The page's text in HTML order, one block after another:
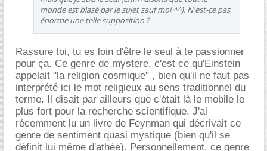
monde est blasé par le sujet sauf moi ^^). N'est-ce pas
énorme une telle supposition ?
Rassure toi, tu es loin d'être le seul à te passionner
pour ça. Ce genre de mystere, c'est ce qu'Einstein
appelait "la religion cosmique" , bien qu'il ne faut pas
interprété ici le mot religieux au sens traditionnel du
terme. Il disait par ailleurs que c'était là le mobile le
plus fort pour la recherche scientifique. J'ai
récemment lu un livre de Feynman qui décrivait ce
genre de sentiment quasi mystique (bien qu'il se
définit lui même d'athée). Personnellement, ce genre